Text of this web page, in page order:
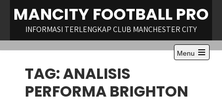
content
MANCITY FOOTBALL PRO
INFORMASI TERLENGKAP CLUB MANCHESTER CITY
Menu
Open
TAG:ANALISIS
PERFORMA BRIGHTON